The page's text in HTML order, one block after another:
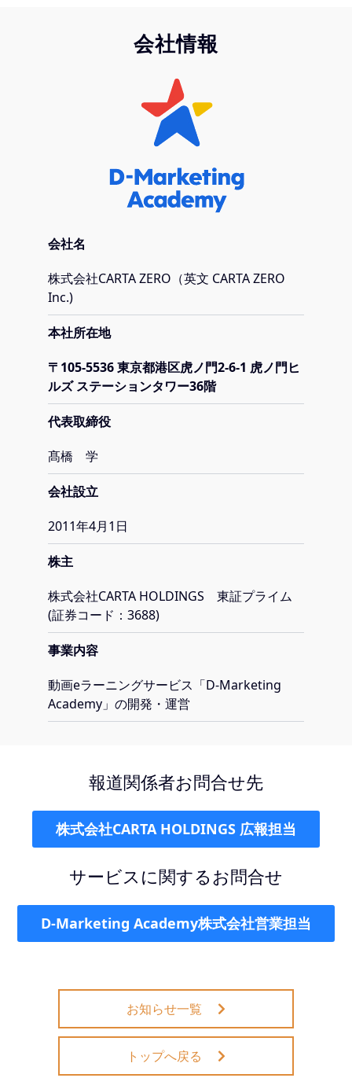
会社情報
会社名
株式会社CARTA ZERO（英文 CARTA ZERO
Inc.)
本社所在地
〒105-5536 東京都港区虎ノ門2-6-1 虎ノ門ヒ
ルズ ステーションタワー36階
代表取締役
髙橋 学
会社設立
2011年4月1日
株主
株式会社CARTA HOLDINGS 東証プライム
(証券コード：3688)
事業内容
動画eラーニングサービス「D-Marketing
Academy」の開発・運営
報道関係者お問合せ先
株式会社CARTA HOLDINGS 広報担当
サービスに関するお問合せ
D-Marketing Academy株式会社営業担当
お知らせ一覧
トップへ戻る